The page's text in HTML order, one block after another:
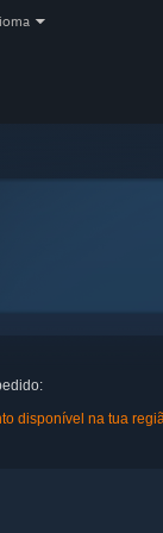
disponível na tua